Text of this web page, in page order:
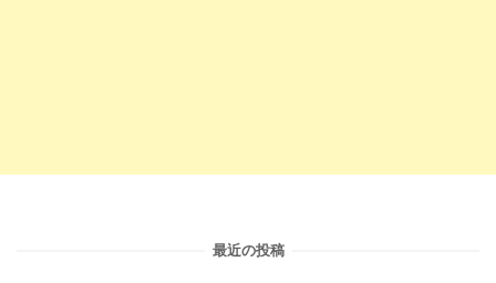
最近の投稿